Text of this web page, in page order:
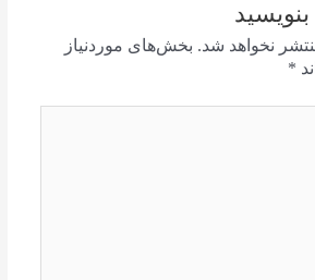
نخواهد شد. بخش‌های موردنیاز
*